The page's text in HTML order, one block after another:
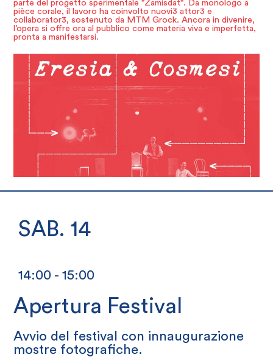
parte del progetto sperimentale "Zamisdat". Da monologo a
pièce corale, il lavoro ha coinvolto nuovi3 attor3 e
collaborator3, sostenuto da MTM Grock. Ancora in divenire,
l’opera si offre ora al pubblico come materia viva e imperfetta,
pronta a manifestarsi.
SAB. 14
14:00 - 15:00
Apertura Festival
Avvio del festival con innaugurazione
mostre fotografiche.